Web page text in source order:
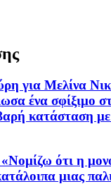
για Μελίνα
ένα σφίξιμο
κατάσταση με
ότι η
μιας